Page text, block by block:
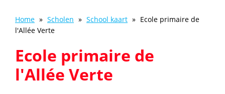
Kruimelpad
Home Scholen School kaart
Ecole primaire de
l'Allée Verte
Ecole primaire de
l'Allée Verte